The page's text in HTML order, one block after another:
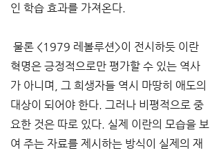
인 학습 효과를 가져온다.
물론 <1979 레볼루션>이 전시하듯 이란
혁명은 긍정적으로만 평가할 수 있는 역사
가 아니며, 그 희생자들 역시 마땅히 애도의
대상이 되어야 한다. 그러나 비평적으로 중
요한 것은 따로 있다. 실제 이란의 모습을 보
여 주는 자료를 제시하는 방식이 실제의 재